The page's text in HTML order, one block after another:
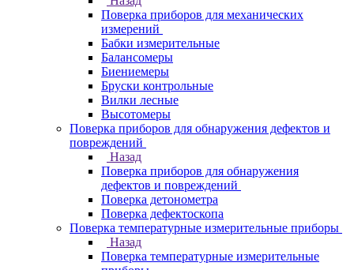
Поверка приборов для механических
измерений
Бабки измерительные
Балансомеры
Биениемеры
Бруски контрольные
Вилки лесные
Высотомеры
Поверка приборов для обнаружения дефектов и
повреждений
Назад
Поверка приборов для обнаружения
дефектов и повреждений
Поверка детонометра
Поверка дефектоскопа
Поверка температурные измерительные приборы
Назад
Поверка температурные измерительные